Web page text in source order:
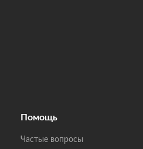
Помощь
Частые вопросы